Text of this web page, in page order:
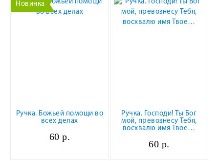
Новинка
Ручка. Божьей помощи во
всех делах
60 р.
Ручка. Господи! Ты Бог
мой, превознесу Тебя,
восхвалю имя Твое…
60 р.